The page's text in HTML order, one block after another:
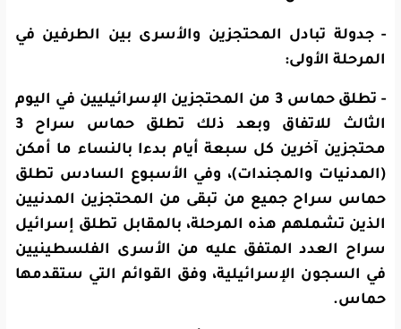
- جدولة تبادل المحتجزين والأسرى بين الطرفين في
المرحلة الأولى:
- تطلق حماس 3 من المحتجزين الإسرائيليين في اليوم
الثالث للاتفاق وبعد ذلك تطلق حماس سراح 3
محتجزين آخرين كل سبعة أيام بدءا بالنساء ما أمكن
(المدنيات والمجندات)، وفي الأسبوع السادس تطلق
حماس سراح جميع من تبقى من المحتجزين المدنيين
الذين تشملهم هذه المرحلة، بالمقابل تطلق إسرائيل
سراح العدد المتفق عليه من الأسرى الفلسطينيين
في السجون الإسرائيلية، وفق القوائم التي ستقدمها
حماس.